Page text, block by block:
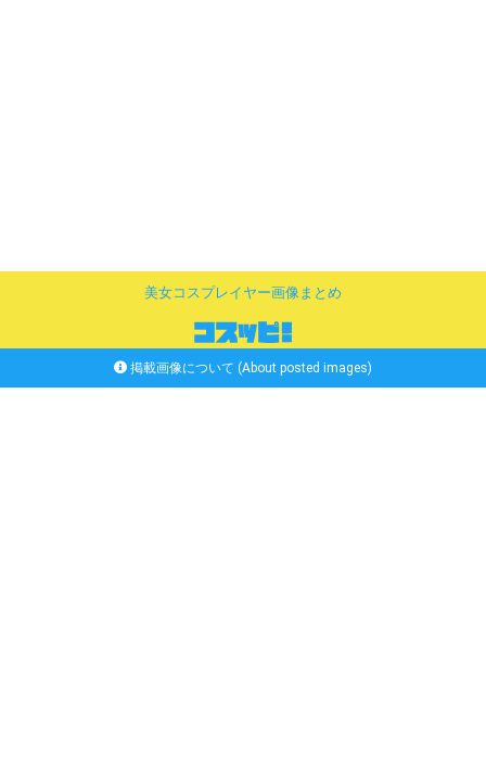
美女コスプレイヤー画像まとめ
掲載画像について (About posted images)